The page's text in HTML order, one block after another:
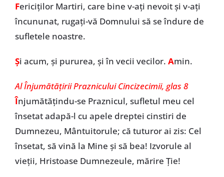
Fericiților Martiri, care bine v-ați nevoit și v-ați
încununat, rugați-vă Domnului să se îndure de
sufletele noastre.
Și acum, și pururea, și în vecii vecilor. Amin.
Al Înjumătățirii Praznicului Cincizecimii, glas 8
Înjumătățindu-se Praznicul, sufletul meu cel
însetat adapă-l cu apele dreptei cinstiri de
Dumnezeu, Mântuitorule; că tuturor ai zis: Cel
însetat, să vină la Mine și să bea! Izvorule al
vieții, Hristoase Dumnezeule, mărire Ție!